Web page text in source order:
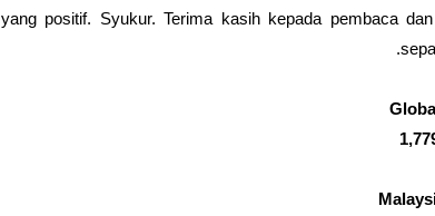
yang positif. Syukur. Terima kasih kepada pembaca